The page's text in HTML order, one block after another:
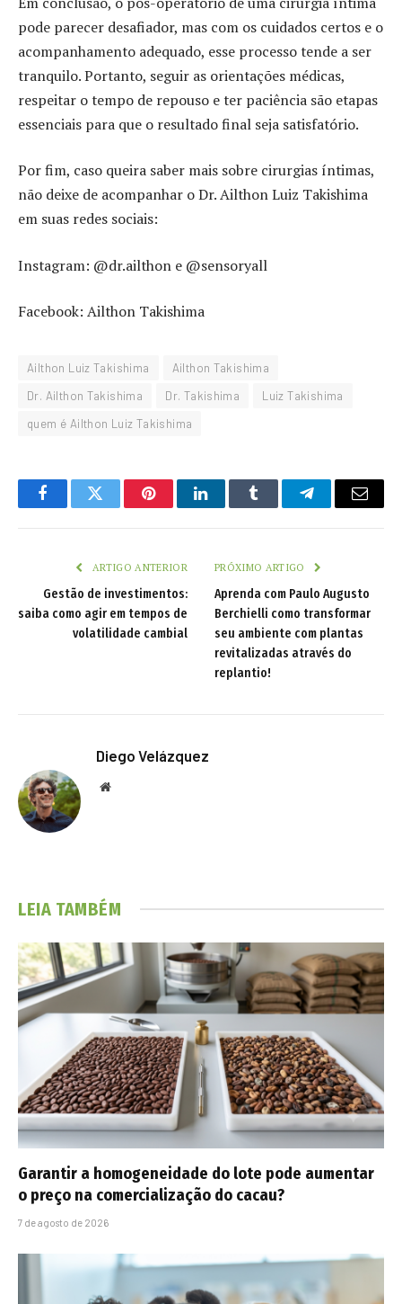
pode parecer desafiador, mas com os cuidados certos e o
acompanhamento adequado, esse processo tende a ser
tranquilo. Portanto, seguir as orientações médicas,
respeitar o tempo de repouso e ter paciência são etapas
essenciais para que o resultado final seja satisfatório.
Por fim, caso queira saber mais sobre cirurgias íntimas,
não deixe de acompanhar o Dr. Ailthon Luiz Takishima
em suas redes sociais:
Instagram: @dr.ailthon e @sensoryall
Facebook: Ailthon Takishima
Ailthon Luiz Takishima
Ailthon Takishima
Dr. Ailthon Takishima
Dr. Takishima
Luiz Takishima
quem é Ailthon Luiz Takishima
FacebookTwitter PinterestLinkedInTumblr TelegramEmail
ARTIGO ANTERIOR
Gestão de investimentos:
saiba como agir em tempos de
volatilidade cambial
PRÓXIMO ARTIGO
Aprenda com Paulo Augusto
Berchielli como transformar
seu ambiente com plantas
revitalizadas através do
replantio!
Diego Velázquez
Website
LEIA TAMBÉM
Garantir a homogeneidade do lote pode aumentar
o preço na comercialização do cacau?
7 de agosto de 2026